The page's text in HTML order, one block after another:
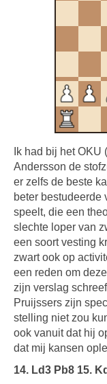
Ik had bij het
Andersson de
er zelfs de beste
beter bestudeerde
speelt, die een
slechte loper van
een soort vesting
zwart ook op
een reden om
zijn verslag
Pruijssers zijn
stelling niet zou
ook vanuit dat hij
dat mij kansen
14. Ld3 Pb8 15.